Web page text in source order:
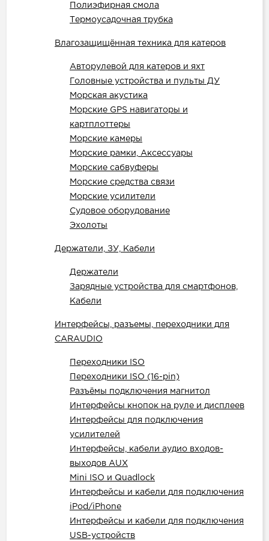
Полиэфирная смола
Термоусадочная трубка
Влагозащищённая техника для катеров
Авторулевой для катеров и яхт
Головные устройства и пульты ДУ
Морская акустика
Морские GPS навигаторы и
картплоттеры
Морские камеры
Морские рамки, Аксессуары
Морские сабвуферы
Морские средства связи
Морские усилители
Судовое оборудование
Эхолоты
Держатели, ЗУ, Кабели
Держатели
Зарядные устройства для смартфонов,
Кабели
Интерфейсы, разъемы, переходники для
CARAUDIO
Переходники ISO
Переходники ISO (16-pin)
Разъёмы подключения магнитол
Интерфейсы кнопок на руле и дисплеев
Интерфейсы для подключения
усилителей
Интерфейсы, кабели аудио входов-
выходов AUX
Mini ISO и Quadlock
Интерфейсы и кабели для подключения
iPod/iPhone
Интерфейсы и кабели для подключения
USB-устройств